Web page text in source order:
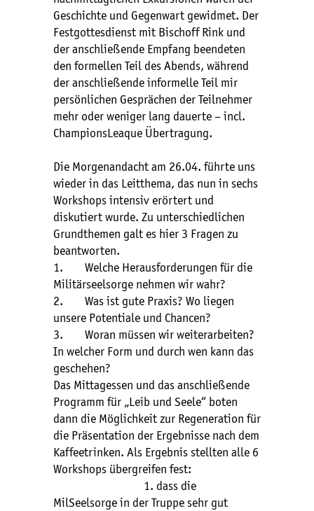
Geschichte und Gegenwart gewidmet. Der
Festgottesdienst mit Bischoff Rink und
der anschließende Empfang beendeten
den formellen Teil des Abends, während
der anschließende informelle Teil mir
persönlichen Gesprächen der Teilnehmer
mehr oder weniger lang dauerte – incl.
ChampionsLeaque Übertragung.
Die Morgenandacht am 26.04. führte uns
wieder in das Leitthema, das nun in sechs
Workshops intensiv erörtert und
diskutiert wurde. Zu unterschiedlichen
Grundthemen galt es hier 3 Fragen zu
beantworten.
1. Welche Herausforderungen für die
Militärseelsorge nehmen wir wahr?
2. Was ist gute Praxis? Wo liegen
unsere Potentiale und Chancen?
3. Woran müssen wir weiterarbeiten?
In welcher Form und durch wen kann das
geschehen?
Das Mittagessen und das anschließende
Programm für „Leib und Seele“ boten
dann die Möglichkeit zur Regeneration für
die Präsentation der Ergebnisse nach dem
Kaffeetrinken. Als Ergebnis stellten alle 6
Workshops übergreifen fest:
1. dass die
MilSeelsorge in der Truppe sehr gut